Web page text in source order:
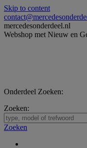
Skip to content
mercedesonderdeel.nl
Webshop met Nieuw en
Onderdeel Zoeken:
Zoeken:
Zoeken